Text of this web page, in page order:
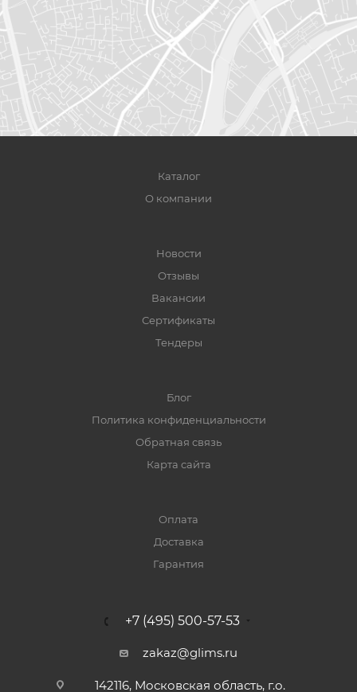
Каталог
О компании
Новости
Отзывы
Вакансии
Сертификаты
Тендеры
Блог
Политика конфиденциальности
Обратная связь
Карта сайта
Оплата
Доставка
Гарантия
+7 (495) 500-57-53
zakaz@glims.ru
142116, Московская область, г.о.